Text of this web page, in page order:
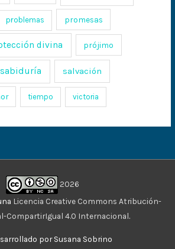
problemas promesas
divina prójimo
sabiduría salvación
tiempo victoria
2026
Licencia Creative Commons Atribución-
CompartirIgual 4.0 Internacional.
por Susana Sobrino